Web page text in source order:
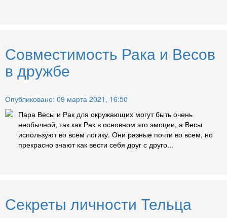
Совместимость Рака и Весов
в дружбе
Опубликовано: 09 марта 2021, 16:50
Пара Весы и Рак для окружающих могут быть очень
необычной, так как Рак в основном это эмоции, а Весы
используют во всем логику. Они разные почти во всем, но
прекрасно знают как вести себя друг с друго...
Секреты личности Тельца